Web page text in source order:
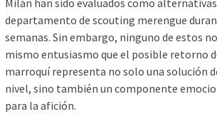
Milán han sido evaluados como
departamento de scouting merengue
semanas. Sin embargo, ninguno de estos
mismo entusiasmo que el posible retorno
marroquí representa no solo una solución
nivel, sino también un componente
para la afición.